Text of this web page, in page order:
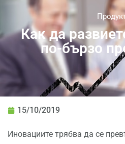
Как да
по-бързо
15/10/2019
Иновациите трябва да се